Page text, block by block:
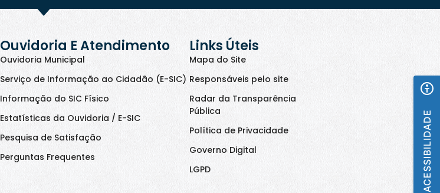
Ouvidoria E Atendimento
Ouvidoria Municipal
Serviço de Informação ao Cidadão (E-SIC)
Informação do SIC Físico
Estatísticas da Ouvidoria / E-SIC
Pesquisa de Satisfação
Perguntas Frequentes
Links Úteis
Mapa do Site
Responsáveis pelo site
Radar da Transparência
Pública
Política de Privacidade
Governo Digital
LGPD
ACESSIBILIDADE